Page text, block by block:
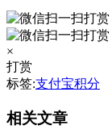
×
打赏
标签:支付宝积分
相关文章